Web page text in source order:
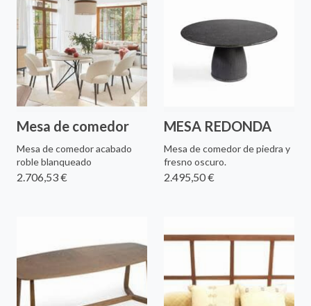
Mesa de comedor
Mesa de comedor acabado
roble blanqueado
2.706,53 €
MESA REDONDA
Mesa de comedor de piedra y
fresno oscuro.
2.495,50 €